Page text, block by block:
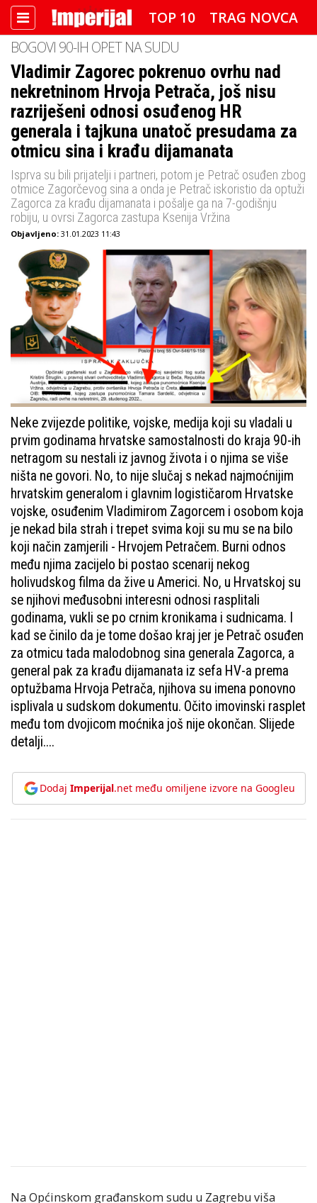
TOP 10
TRAG NOVCA
DETEKTOR
FOTO SPECIJAL
IMPERIJAL VIDEO
RADAR
IMPERIJAL & FREETIME
IMPERIJALOVE POZNATE FACE
BOGOVI 90-IH OPET NA SUDU
Vladimir Zagorec pokrenuo ovrhu nad
nekretninom Hrvoja Petrača, još nisu
razriješeni odnosi osuđenog HR
generala i tajkuna unatoč presudama za
otmicu sina i krađu dijamanata
Isprva su bili prijatelji i partneri, potom je Petrač osuđen zbog
otmice Zagorčevog sina a onda je Petrač iskoristio da optuži
Zagorca za krađu dijamanata i pošalje ga na 7-godišnju
robiju, u ovrsi Zagorca zastupa Ksenija Vržina
Objavljeno: 31.01.2023 11:43
Neke zvijezde politike, vojske, medija koji su vladali u
prvim godinama hrvatske samostalnosti do kraja 90-ih
netragom su nestali iz javnog života i o njima se više
ništa ne govori. No, to nije slučaj s nekad najmoćnijim
hrvatskim generalom i glavnim logističarom Hrvatske
vojske, osuđenim Vladimirom Zagorcem i osobom koja
je nekad bila strah i trepet svima koji su mu se na bilo
koji način zamjerili - Hrvojem Petračem. Burni odnos
među njima zacijelo bi postao scenarij nekog
holivudskog filma da žive u Americi. No, u Hrvatskoj su
se njihovi međusobni interesni odnosi rasplitali
godinama, vukli se po crnim kronikama i sudnicama. I
kad se činilo da je tome došao kraj jer je Petrač osuđen
za otmicu tada malodobnog sina generala Zagorca, a
general pak za krađu dijamanata iz sefa HV-a prema
optužbama Hrvoja Petrača, njihova su imena ponovno
isplivala u sudskom dokumentu. Očito imovinski rasplet
među tom dvojicom moćnika još nije okončan. Slijede
detalji....
Dodaj Imperijal.net među omiljene izvore na Googleu
Na Općinskom građanskom sudu u Zagrebu viša